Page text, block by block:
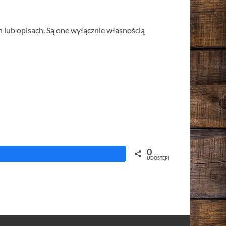
opisach. Są one wyłącznie własnością
0
UDOSTĘPNIEŃ